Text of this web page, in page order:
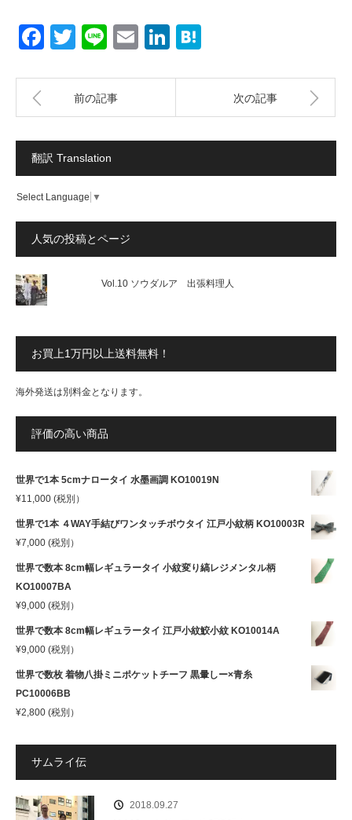
Facebook
Twitter
LineEmailLinkedIn
前の記事 次の記事
翻訳 Translation
Select Language ▼
人気の投稿とページ
Vol.10 ソウダルア 出張料理人
お買上1万円以上送料無料！
海外発送は別料金となります。
評価の高い商品
世界で1本 5cmナロータイ 水墨画調 KO10019N
¥11,000 (税別）
世界で1本 ４WAY手結びワンタッチボウタイ 江戸小紋柄 KO10003R
¥7,000 (税別）
世界で数本 8cm幅レギュラータイ 小紋変り縞レジメンタル柄
KO10007BA
¥9,000 (税別）
世界で数本 8cm幅レギュラータイ 江戸小紋鮫小紋 KO10014A
¥9,000 (税別）
世界で数枚 着物八掛ミニポケットチーフ 黒暈しー×青糸
PC10006BB
¥2,800 (税別）
サムライ伝
2018.09.27